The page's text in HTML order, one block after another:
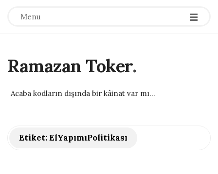
Menu
Ramazan Toker.
Acaba kodların dışında bir kâinat var mı...
Etiket:ElYapımıPolitikası